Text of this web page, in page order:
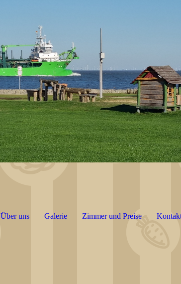
Über uns Galerie Zimmer und Preise